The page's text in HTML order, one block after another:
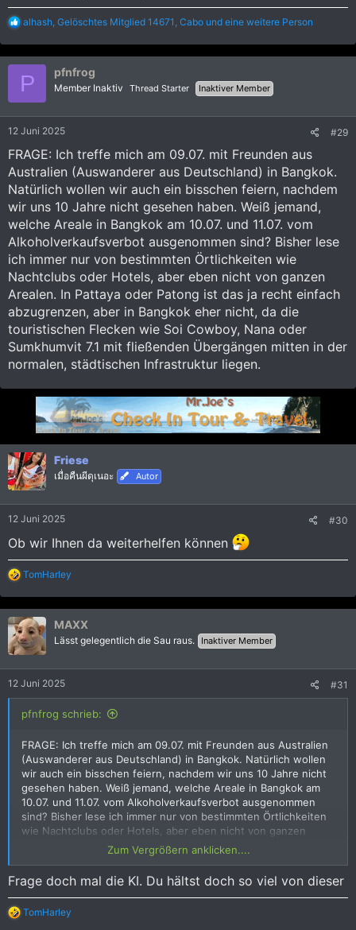
R
a
k
i
n
alhash, Gelöschtes Mitglied 14671 , Cabo und eine weitere Person
P pfnfrog
Member Inaktiv Thread Starter Inaktiver Member
12 Juni 2025 #29
FRAGE: Ich treffe mich am 09.07. mit Freunden aus
Australien (Auswanderer aus Deutschland) in Bangkok.
Natürlich wollen wir auch ein bisschen feiern, nachdem
wir uns 10 Jahre nicht gesehen haben. Weiß jemand,
welche Areale in Bangkok am 10.07. und 11.07. vom
Alkoholverkaufsverbot ausgenommen sind? Bisher lese
ich immer nur von bestimmten Örtlichkeiten wie
Nachtclubs oder Hotels, aber eben nicht von ganzen
Arealen. In Pattaya oder Patong ist das ja recht einfach
abzugrenzen, aber in Bangkok eher nicht, da die
touristischen Flecken wie Soi Cowboy, Nana oder
Sumkhumvit 7.1 mit fließenden Übergängen mitten in der
normalen, städtischen Infrastruktur liegen.
Friese
เมื่อคืนผีดุเนอะ Autor
12 Juni 2025 #30
Ob wir Ihnen da weiterhelfen können
R
a
k
t
i
o
n
:
TomHarley
MAXX
Lässt gelegentlich die Sau raus. Inaktiver Member
12 Juni 2025 #31
pfnfrog schrieb:
FRAGE: Ich treffe mich am 09.07. mit Freunden aus Australien
(Auswanderer aus Deutschland) in Bangkok. Natürlich wollen
wir auch ein bisschen feiern, nachdem wir uns 10 Jahre nicht
gesehen haben. Weiß jemand, welche Areale in Bangkok am
10.07. und 11.07. vom Alkoholverkaufsverbot ausgenommen
sind? Bisher lese ich immer nur von bestimmten Örtlichkeiten
wie Nachtclubs oder Hotels, aber eben nicht von ganzen
Arealen. In Pattaya oder Patong ist das ja recht einfach
abzugrenzen, aber in Bangkok eher nicht, da die touristischen
Flecken wie Soi Cowboy, Nana oder Sumkhumvit 7.1 mit
fließenden Übergängen mitten in der normalen, städtischen
Infrastruktur liegen.
Zum Vergrößern anklicken....
Frage doch mal die KI. Du hältst doch so viel von dieser
R
TomHarley